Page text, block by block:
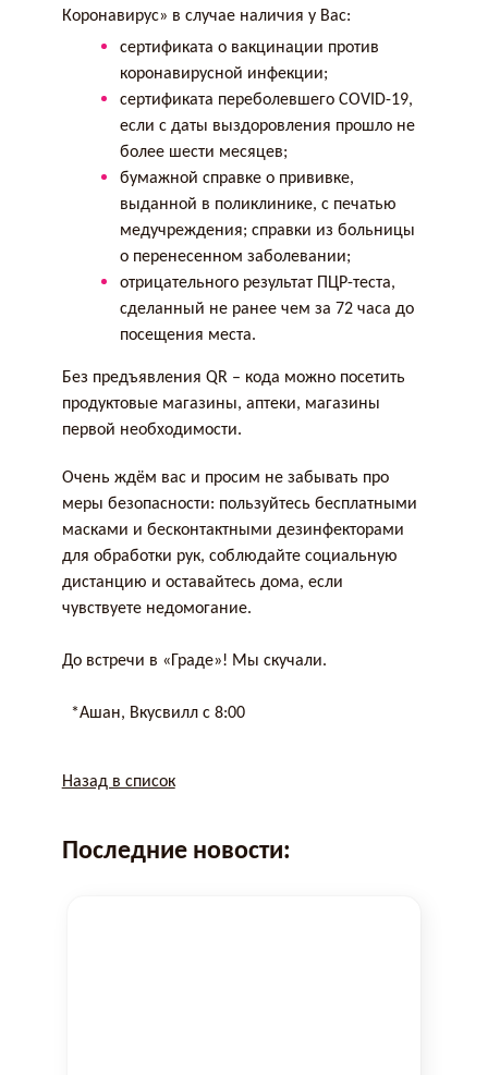
Коронавирус» в случае наличия у Вас:
сертификата о вакцинации против
коронавирусной инфекции;
сертификата переболевшего COVID-19,
если с даты выздоровления прошло не
более шести месяцев;
бумажной справке о прививке,
выданной в поликлинике, с печатью
медучреждения; справки из больницы
о перенесенном заболевании;
отрицательного результат ПЦР-теста,
сделанный не ранее чем за 72 часа до
посещения места.
Без предъявления QR – кода можно посетить
продуктовые магазины, аптеки, магазины
первой необходимости.
Очень ждём вас и просим не забывать про
меры безопасности: пользуйтесь бесплатными
масками и бесконтактными дезинфекторами
для обработки рук, соблюдайте социальную
дистанцию и оставайтесь дома, если
чувствуете недомогание.
До встречи в «Граде»! Мы скучали.
*Ашан, Вкусвилл с 8:00
Назад в список
Последние новости: